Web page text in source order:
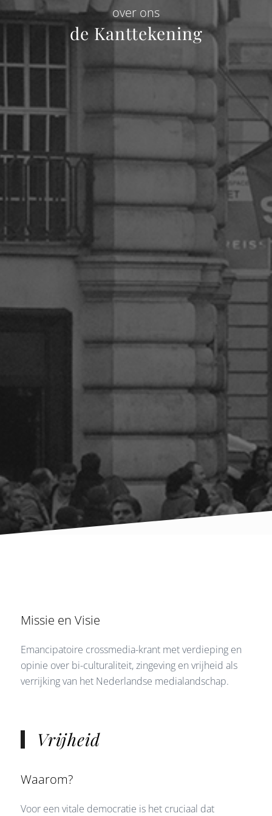
over ons
de Kanttekening
Missie en Visie
Emancipatoire crossmedia-krant met verdieping en
opinie over bi-culturaliteit, zingeving en vrijheid als
verrijking van het Nederlandse medialandschap.
Vrijheid
Waarom?
Voor een vitale democratie is het cruciaal dat